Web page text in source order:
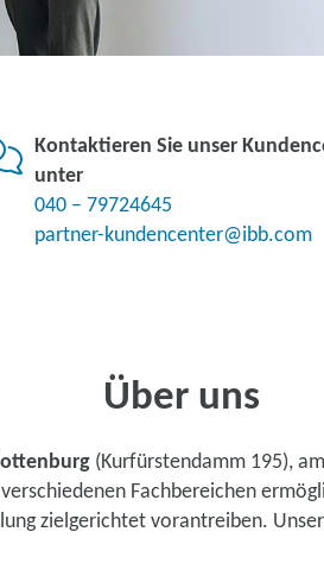
Kontaktieren Sie unser
unter
040 – 79724645
partner-kundencenter@ibb.com
Über uns
(Kurfürstendamm 195),
Fachbereichen
zielgerichtet vorantreiben.